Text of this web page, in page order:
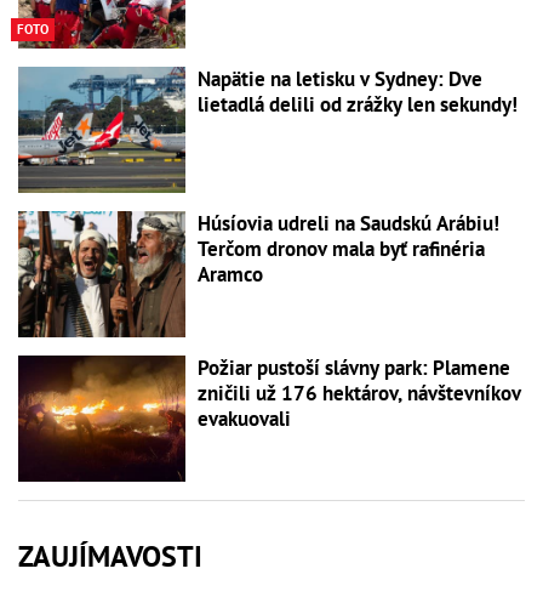
FOTO
Napätie na letisku v Sydney: Dve
lietadlá delili od zrážky len sekundy!
Húsíovia udreli na Saudskú Arábiu!
Terčom dronov mala byť rafinéria
Aramco
Požiar pustoší slávny park: Plamene
zničili už 176 hektárov, návštevníkov
evakuovali
ZAUJÍMAVOSTI